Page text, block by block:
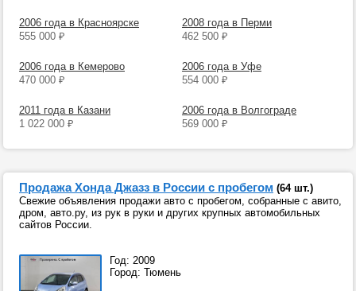
2006 года в Красноярске
555 000 ₽
2008 года в Перми
462 500 ₽
2006 года в Кемерово
470 000 ₽
2006 года в Уфе
554 000 ₽
2011 года в Казани
1 022 000 ₽
2006 года в Волгограде
569 000 ₽
Продажа Хонда Джазз в России с пробегом (64 шт.)
Свежие объявления продажи авто с пробегом, собранные с авито,
дром, авто.ру, из рук в руки и других крупных автомобильных
сайтов России.
Год: 2009
Город: Тюмень